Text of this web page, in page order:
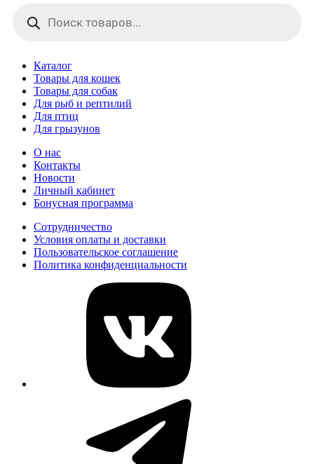
товаров
Каталог
Товары для кошек
Товары для собак
Для рыб и рептилий
Для птиц
Для грызунов
О нас
Контакты
Новости
Личный кабинет
Бонусная программа
Сотрудничество
Условия оплаты и доставки
Пользовательское соглашение
Политика конфиденциальности